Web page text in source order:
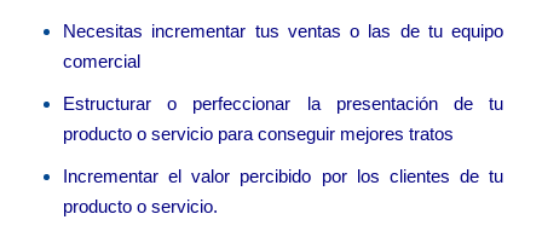
Necesitas incrementar tus ventas o las de tu equipo
comercial
Estructurar o perfeccionar la presentación de tu
producto o servicio para conseguir mejores tratos
Incrementar el valor percibido por los clientes de tu
producto o servicio.